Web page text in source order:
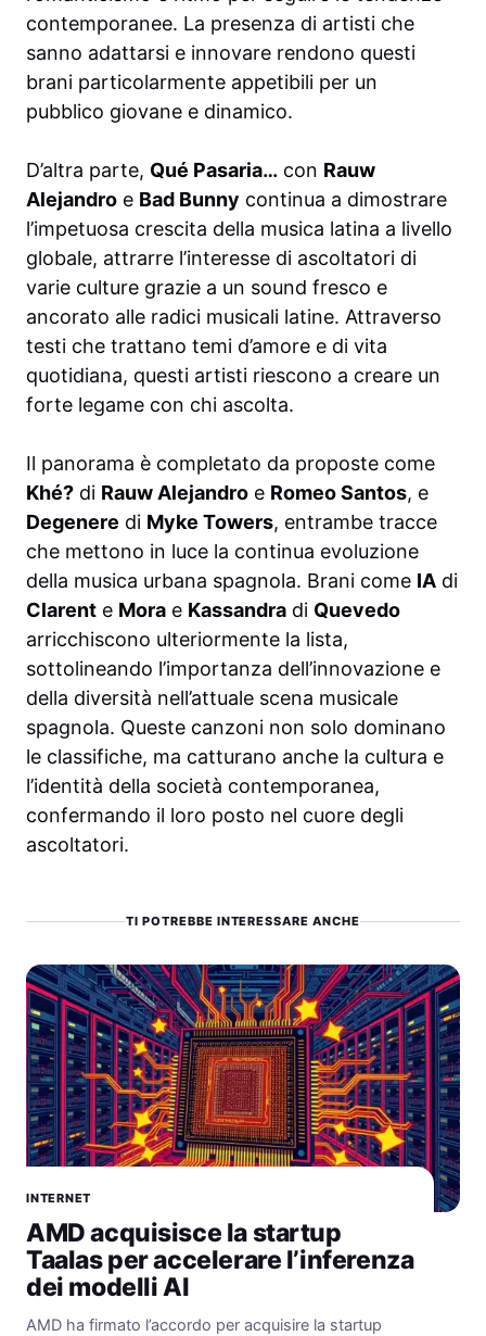
contemporanee. La presenza di artisti che
sanno adattarsi e innovare rendono questi
brani particolarmente appetibili per un
pubblico giovane e dinamico.
D’altra parte, Qué Pasaria… con Rauw
Alejandro e Bad Bunny continua a dimostrare
l’impetuosa crescita della musica latina a livello
globale, attrarre l’interesse di ascoltatori di
varie culture grazie a un sound fresco e
ancorato alle radici musicali latine. Attraverso
testi che trattano temi d’amore e di vita
quotidiana, questi artisti riescono a creare un
forte legame con chi ascolta.
Il panorama è completato da proposte come
Khé? di Rauw Alejandro e Romeo Santos, e
Degenere di Myke Towers, entrambe tracce
che mettono in luce la continua evoluzione
della musica urbana spagnola. Brani come IA di
Clarent e Mora e Kassandra di Quevedo
arricchiscono ulteriormente la lista,
sottolineando l’importanza dell’innovazione e
della diversità nell’attuale scena musicale
spagnola. Queste canzoni non solo dominano
le classifiche, ma catturano anche la cultura e
l’identità della società contemporanea,
confermando il loro posto nel cuore degli
ascoltatori.
TI POTREBBE INTERESSARE ANCHE
INTERNET
AMD acquisisce la startup
Taalas per accelerare l’inferenza
dei modelli AI
AMD ha firmato l’accordo per acquisire la startup